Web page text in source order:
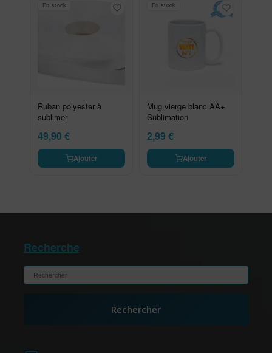
En stock
Ruban polyester à
sublimer
49,90 €
Ajouter
En stock
Mug vierge blanc AA+
Sublimation
2,99 €
Ajouter
Recherche
Rechercher